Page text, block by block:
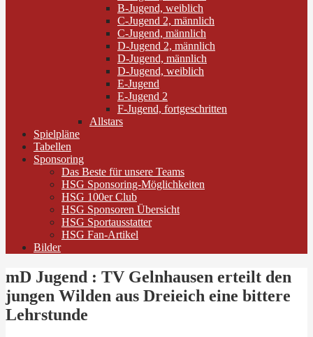
B-Jugend, weiblich
C-Jugend 2, männlich
C-Jugend, männlich
D-Jugend 2, männlich
D-Jugend, männlich
D-Jugend, weiblich
E-Jugend
E-Jugend 2
F-Jugend, fortgeschritten
Allstars
Spielpläne
Tabellen
Sponsoring
Das Beste für unsere Teams
HSG Sponsoring-Möglichkeiten
HSG 100er Club
HSG Sponsoren Übersicht
HSG Sportausstatter
HSG Fan-Artikel
Bilder
mD Jugend : TV Gelnhausen erteilt den
jungen Wilden aus Dreieich eine bittere
Lehrstunde